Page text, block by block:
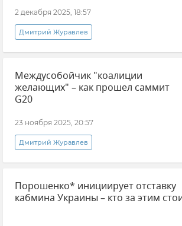
2 декабря 2025, 18:57
Дмитрий Журавлев
Эксклюзивы РИА Новости Крым
Танкер Черное море Европа
Украина
Междусобойчик "коалиции
желающих" – как прошел саммит
G20
23 ноября 2025, 20:57
Дмитрий Журавлев
Эксклюзивы РИА Новости Крым
Саммит G20 Новости В мире
Порошенко* инициирует отставку
кабмина Украины – кто за этим